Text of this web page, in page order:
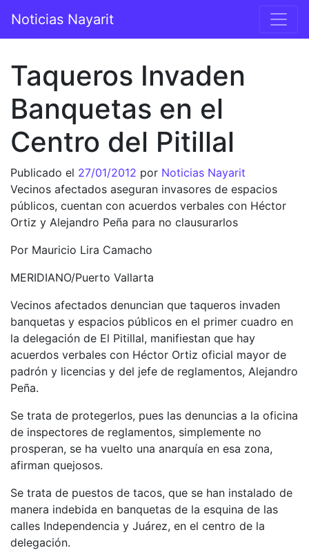
Navegación principal
Noticias Nayarit
Taqueros Invaden
Banquetas en el
Centro del Pitillal
Publicado el 27/01/2012 por Noticias Nayarit
Vecinos afectados aseguran invasores de espacios
públicos, cuentan con acuerdos verbales con Héctor
Ortiz y Alejandro Peña para no clausurarlos
Por Mauricio Lira Camacho
MERIDIANO/Puerto Vallarta
Vecinos afectados denuncian que taqueros invaden
banquetas y espacios públicos en el primer cuadro en
la delegación de El Pitillal, manifiestan que hay
acuerdos verbales con Héctor Ortiz oficial mayor de
padrón y licencias y del jefe de reglamentos, Alejandro
Peña.
Se trata de protegerlos, pues las denuncias a la oficina
de inspectores de reglamentos, simplemente no
prosperan, se ha vuelto una anarquía en esa zona,
afirman quejosos.
Se trata de puestos de tacos, que se han instalado de
manera indebida en banquetas de la esquina de las
calles Independencia y Juárez, en el centro de la
delegación.